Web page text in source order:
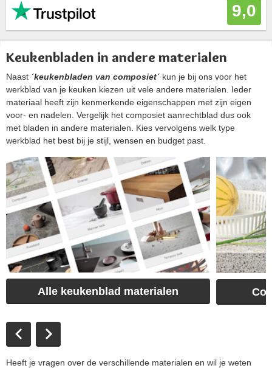
9,0
Keukenbladen in andere materialen
Naast ´keukenbladen van composiet´kun je bij ons voor het
werkblad van je keuken kiezen uit vele andere materialen. Ieder
materiaal heeft zijn kenmerkende eigenschappen met zijn eigen
voor- en nadelen. Vergelijk het composiet aanrechtblad dus ook
met bladen in andere materialen. Kies vervolgens welk type
werkblad het best bij je stijl, wensen en budget past.
Alle keukenblad materialen
Heeft je vragen over de verschillende materialen en wil je weten